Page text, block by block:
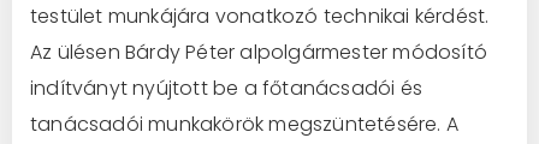
testület munkájára vonatkozó technikai kérdést.
Az ülésen Bárdy Péter alpolgármester módosító
indítványt nyújtott be a főtanácsadói és
tanácsadói munkakörök megszüntetésére. A